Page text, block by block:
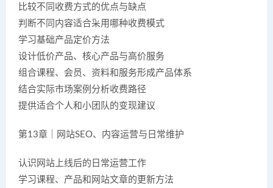
比较不同收费方式的优点与缺点
判断不同内容适合采用哪种收费模式
学习基础产品定价方法
设计低价产品、核心产品与高价服务
组合课程、会员、资料和服务形成产品体系
结合实际市场案例分析收费路径
提供适合个人和小团队的变现建议
第13章｜网站SEO、内容运营与日常维护
认识网站上线后的日常运营工作
学习课程、产品和网站文章的更新方法